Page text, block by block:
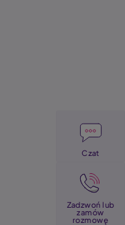
Czat
Zadzwoń lub
zamów
rozmowę